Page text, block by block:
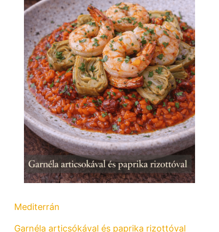
Mediterrán
Garnéla articsókával és paprika rizottóval